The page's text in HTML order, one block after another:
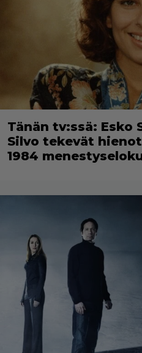
Tänän tv:ssä: Esko
Silvo tekevät
1984